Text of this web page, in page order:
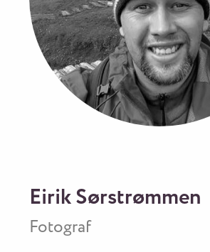
Eirik Sørstrømmen
Fotograf